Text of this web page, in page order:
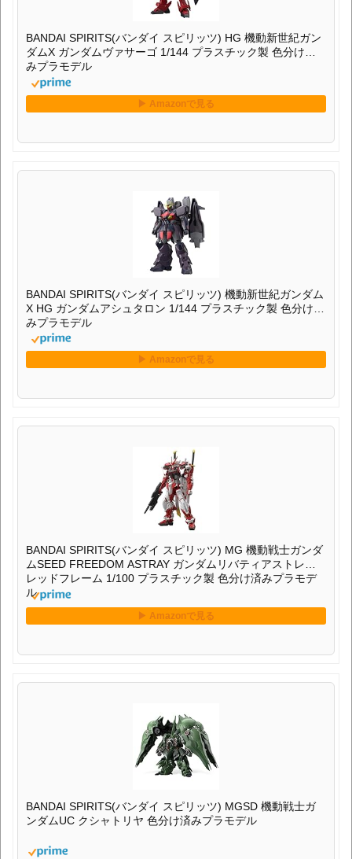
BANDAI SPIRITS(バンダイ スピリッツ) HG 機動新世紀ガン
ダムX ガンダムヴァサーゴ 1/144 プラスチック製 色分け済
みプラモデル
BANDAI SPIRITS(バンダイ スピリッツ) 機動新世紀ガンダム
X HG ガンダムアシュタロン 1/144 プラスチック製 色分け済
みプラモデル
BANDAI SPIRITS(バンダイ スピリッツ) MG 機動戦士ガンダ
ムSEED FREEDOM ASTRAY ガンダムリバティアストレイ
レッドフレーム 1/100 プラスチック製 色分け済みプラモデ
ル
BANDAI SPIRITS(バンダイ スピリッツ) MGSD 機動戦士ガ
ンダムUC クシャトリヤ 色分け済みプラモデル